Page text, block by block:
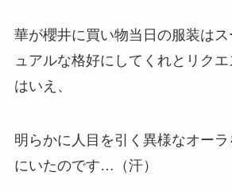
華が櫻井に買い物当日の服装は
ュアルな格好にしてくれとリク
はいえ、
明らかに人目を引く異様なオー
にいたのです…（汗）